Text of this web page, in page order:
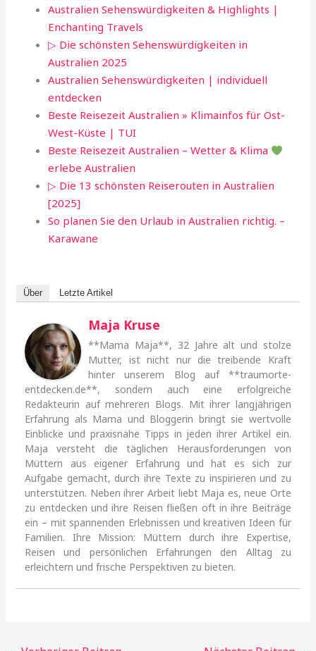
Australien Sehenswürdigkeiten & Highlights |
Enchanting Travels
▷ Die schönsten Sehenswürdigkeiten in
Australien 2025
Australien Sehenswürdigkeiten | individuell
entdecken
Beste Reisezeit Australien » Klimainfos für Ost-
West-Küste | TUI
Beste Reisezeit Australien – Wetter & Klima
erlebe Australien
▷ Die 13 schönsten Reiserouten in Australien
[2025]
So planen Sie den Urlaub in Australien richtig. –
Karawane
Über Letzte Artikel
Maja Kruse
**Mama Maja**, 32 Jahre alt und stolze
Mutter, ist nicht nur die treibende Kraft
hinter unserem Blog auf **traumorte-
entdecken.de**, sondern auch eine erfolgreiche
Redakteurin auf mehreren Blogs. Mit ihrer langjährigen
Erfahrung als Mama und Bloggerin bringt sie wertvolle
Einblicke und praxisnahe Tipps in jeden ihrer Artikel ein.
Maja versteht die täglichen Herausforderungen von
Müttern aus eigener Erfahrung und hat es sich zur
Aufgabe gemacht, durch ihre Texte zu inspirieren und zu
unterstützen. Neben ihrer Arbeit liebt Maja es, neue Orte
zu entdecken und ihre Reisen fließen oft in ihre Beiträge
ein – mit spannenden Erlebnissen und kreativen Ideen für
Familien. Ihre Mission: Müttern durch ihre Expertise,
Reisen und persönlichen Erfahrungen den Alltag zu
erleichtern und frische Perspektiven zu bieten.